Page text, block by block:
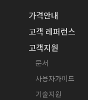
가격안내
고객 레퍼런스
고객지원
문서
사용자가이드
기술지원